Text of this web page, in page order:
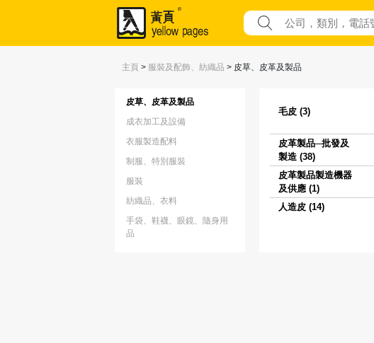
主頁 > 服裝及配飾、紡織品 > 皮草、皮革及製品
皮草、皮革及製品
成衣加工及設備
衣服製造配料
制服、特別服裝
服裝
紡織品、衣料
手袋、鞋襪、眼鏡、隨身用
品
毛皮 (3)
皮革製品─批發及
製造 (38)
皮革製品製造機器
及供應 (1)
人造皮 (14)